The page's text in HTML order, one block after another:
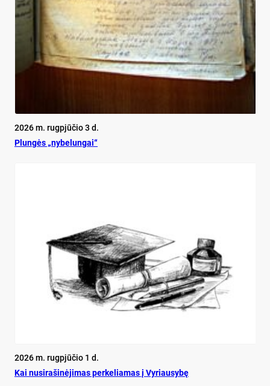
2026 m. rugpjūčio 3 d.
Plun­gės „ny­be­lun­gai“
2026 m. rugpjūčio 1 d.
Kai nu­si­ra­ši­nė­ji­mas per­ke­lia­mas į Vy­riau­sy­bę